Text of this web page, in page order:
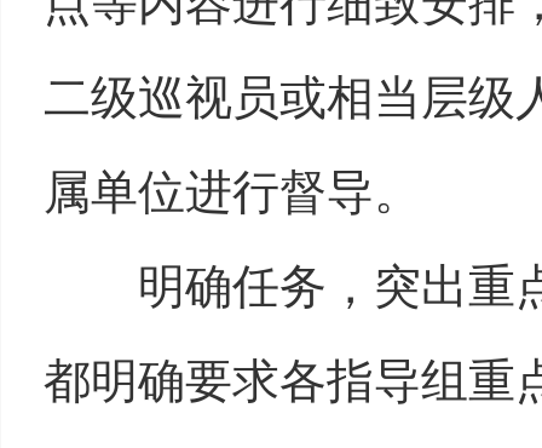
二级巡视员或相当层级
属单位进行督导。
明确任务，突出重
都明确要求各指导组重